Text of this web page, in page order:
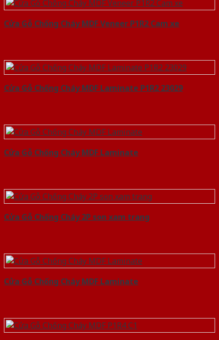
Cửa Gỗ Chống Cháy MDF Veneer P1R2 Cam xe
Cửa Gỗ Chống Cháy MDF Laminate P1R2 23029
Cửa Gỗ Chống Cháy MDF Laminate
Cửa Gỗ Chống Cháy 2P son xam trang
Cửa Gỗ Chống Cháy MDF Laminate